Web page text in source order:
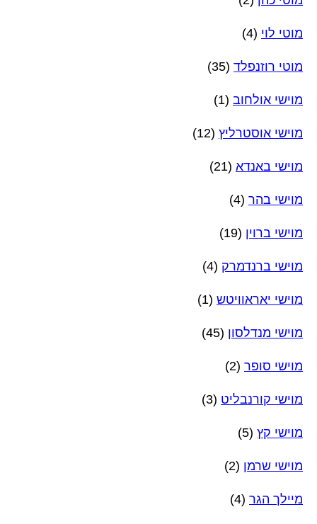
מוטי לוי (4)
מוטי רוזנפלד (35)
מוישי אולחוב (1)
מוישי אוסטרליץ (12)
מוישי באנדא (21)
מוישי בהר (4)
מוישי ברוין (19)
מוישי ברנדמרק (4)
מוישי יאראוויטש (1)
מוישי מנדלסון (45)
מוישי סופר (2)
מוישי קורנבליט (3)
מוישי קץ (5)
מוישי שרמן (2)
מיילך הגר (4)